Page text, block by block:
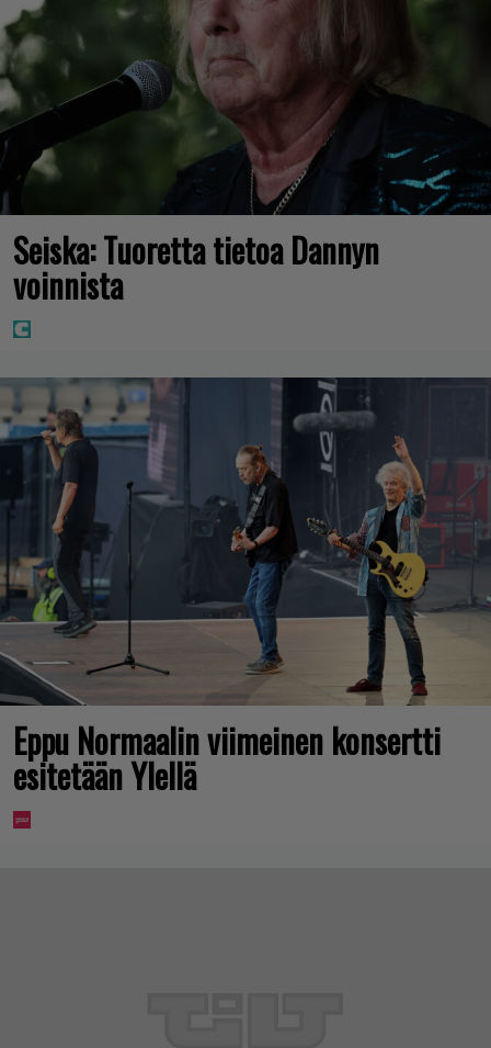
Seiska: Tuoretta tietoa Dannyn
voinnista
Eppu Normaalin viimeinen konsertti
esitetään Ylellä